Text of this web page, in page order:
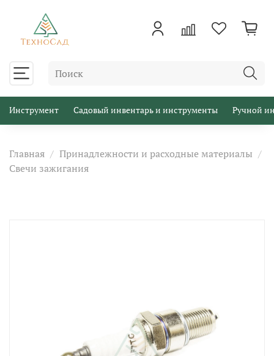
Инструмент Садовый инвентарь и инструменты Ручной
Главная
Принадлежности и расходные материалы
Свечи зажигания